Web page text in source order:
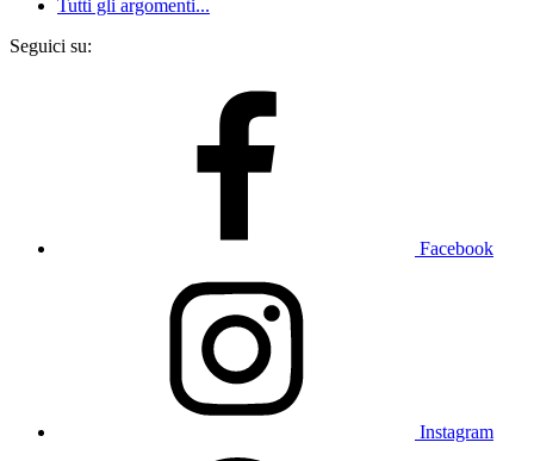
Tutti gli argomenti...
Seguici su:
Facebook
Instagram